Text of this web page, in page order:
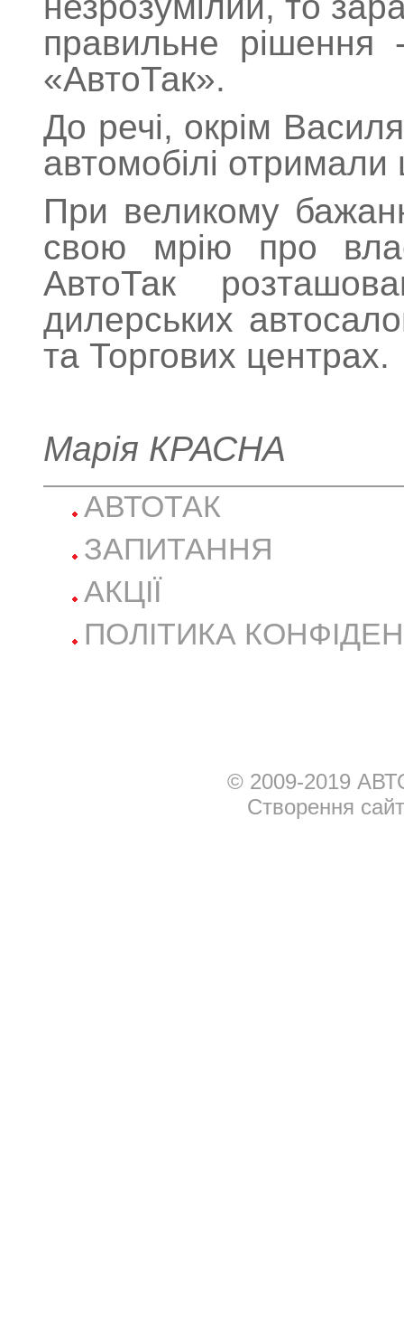
правильне рішення
«АвтоТак».
До речі, окрім
автомобілі
При великому
свою мрію про
АвтоТак
дилерських
та Торгових центрах.
Марія КРАСНА
АВТОТАК
ЗАПИТАННЯ
АКЦІЇ
ПОЛІТИКА
© 2009-2019
Створення